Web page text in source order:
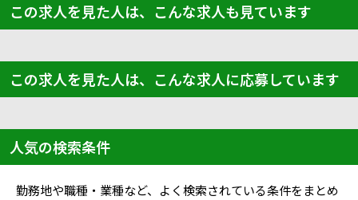
この求人を見た人は、こんな求人も見ています
この求人を見た人は、こんな求人に応募しています
人気の検索条件
勤務地や職種・業種など、よく検索されている条件をまとめ